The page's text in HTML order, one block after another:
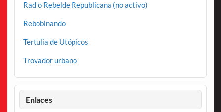
Radio Rebelde Republicana (no activo)
Rebobinando
Tertulia de Utópicos
Trovador urbano
Enlaces